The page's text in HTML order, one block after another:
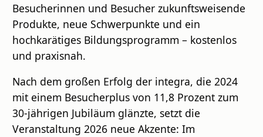
Besucherinnen und Besucher zukunftsweisende
Produkte, neue Schwerpunkte und ein
hochkarätiges Bildungsprogramm – kostenlos
und praxisnah.
Nach dem großen Erfolg der integra, die 2024
mit einem Besucherplus von 11,8 Prozent zum
30-jährigen Jubiläum glänzte, setzt die
Veranstaltung 2026 neue Akzente: Im